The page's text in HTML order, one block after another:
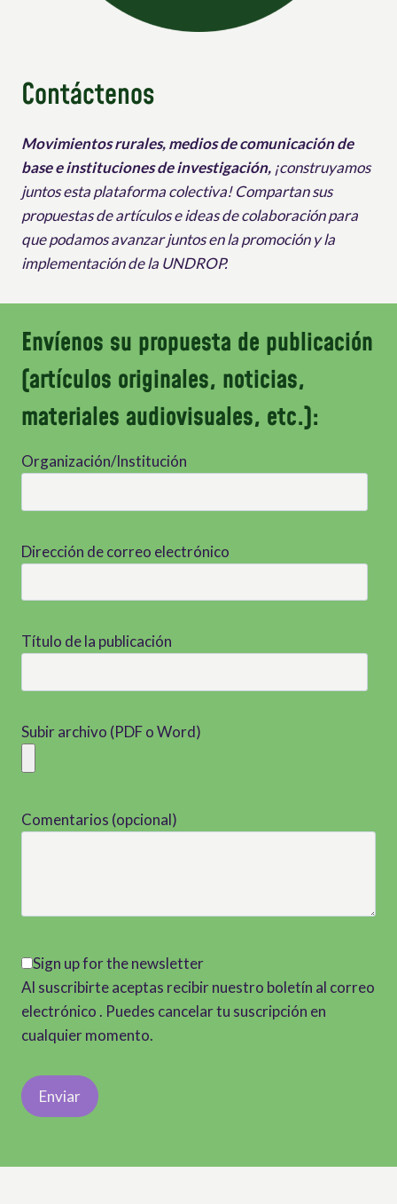
Contáctenos
Movimientos rurales, medios de comunicación de
base e instituciones de investigación, ¡construyamos
juntos esta plataforma colectiva! Compartan sus
propuestas de artículos e ideas de colaboración para
que podamos avanzar juntos en la promoción y la
implementación de la UNDROP.
Envíenos su propuesta de publicación
(artículos originales, noticias,
materiales audiovisuales, etc.):
Organización/Institución
Dirección de correo electrónico
Título de la publicación
Subir archivo (PDF o Word)
Comentarios (opcional)
Sign up for the newsletter
Al suscribirte aceptas recibir nuestro boletín al correo
electrónico . Puedes cancelar tu suscripción en
cualquier momento.